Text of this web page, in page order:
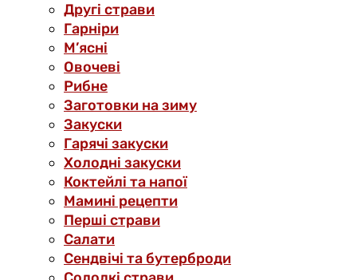
Другі страви
Гарніри
М’ясні
Овочеві
Рибне
Заготовки на зиму
Закуски
Гарячі закуски
Холодні закуски
Коктейлі та напої
Мамині рецепти
Перші страви
Салати
Сендвічі та бутерброди